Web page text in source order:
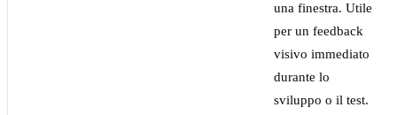
una finestra. Utile
per un feedback
visivo immediato
durante lo
sviluppo o il test.